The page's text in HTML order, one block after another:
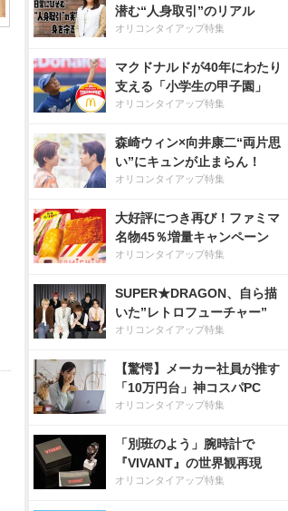
潜む“人身取引”のリアル
オリコンタイアップ特集
マクドナルドが40年にわたり
支える「小学生の甲子園」
オリコンタイアップ特集
森崎ウィン×向井康二“両片思
い”にキュンが止まらん！
オリコンタイアップ特集
大好評につき再び！ファミマ
名物45％増量キャンペーン
オリコンタイアップ特集
SUPER★DRAGON、自ら描
いた”レトロフューチャー”
オリコンタイアップ特集
【驚愕】メーカー社員が推す
「10万円台」神コスパPC
オリコンタイアップ特集
「別班のよう」腕時計で
『VIVANT』の世界観再現
オリコンタイアップ特集